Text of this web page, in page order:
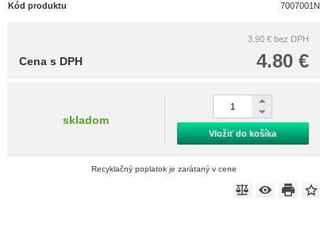
Kód produktu 7007001N
3.90 € bez DPH
4.80 €
Cena s DPH
skladom
Vložiť do košíka
Recyklačný poplatok je zarátaný v cene